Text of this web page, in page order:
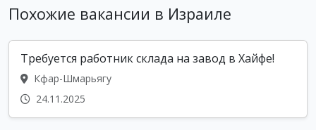
Похожие вакансии в Израиле
Требуется работник склада на завод в Хайфе!
Кфар-Шмарьягу
24.11.2025